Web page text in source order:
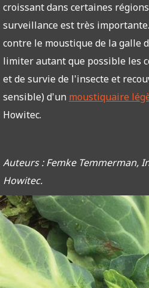
croissant dans certaines
surveillance est très
contre le moustique de la galle
limiter autant que possible les
et de survie de l'insecte et
sensible) d'un moustiquaire
Howitec.
Auteurs : Femke Temmerman,
Howitec.